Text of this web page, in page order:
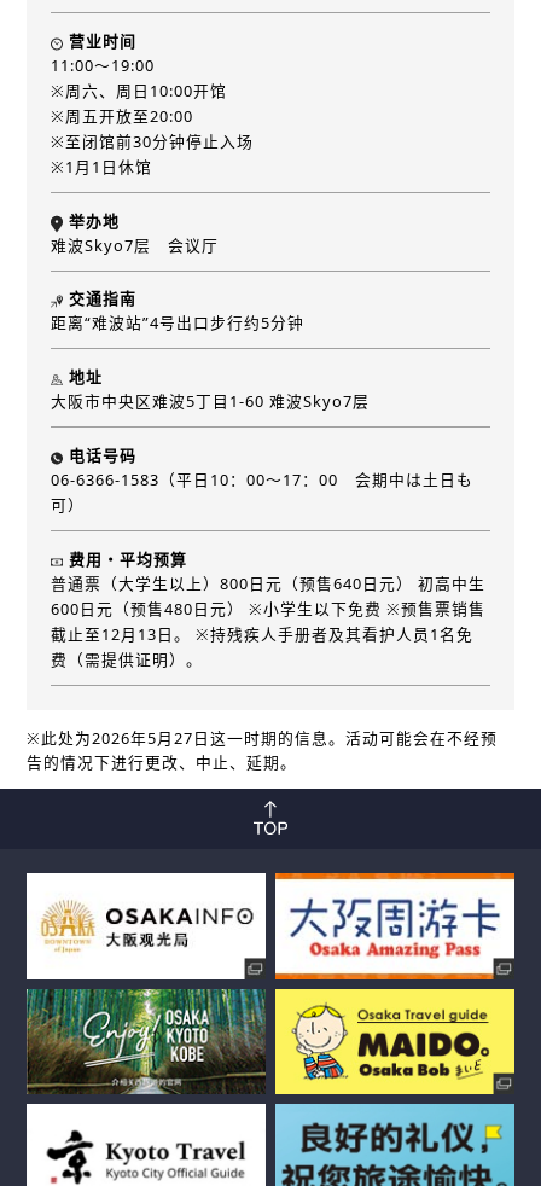
营业时间
11:00～19:00
※周六、周日10:00开馆
※周五开放至20:00
※至闭馆前30分钟停止入场
※1月1日休馆
举办地
难波Skyo7层 会议厅
交通指南
距离“难波站”4号出口步行约5分钟
地址
大阪市中央区难波5丁目1-60 难波Skyo7层
电话号码
06-6366-1583（平日10：00～17：00 会期中は土日も
可）
费用・平均预算
普通票（大学生以上）800日元（预售640日元） 初高中生
600日元（预售480日元） ※小学生以下免费 ※预售票销售
截止至12月13日。 ※持残疾人手册者及其看护人员1名免
费（需提供证明）。
※此处为2026年5月27日这一时期的信息。活动可能会在不经预
告的情况下进行更改、中止、延期。